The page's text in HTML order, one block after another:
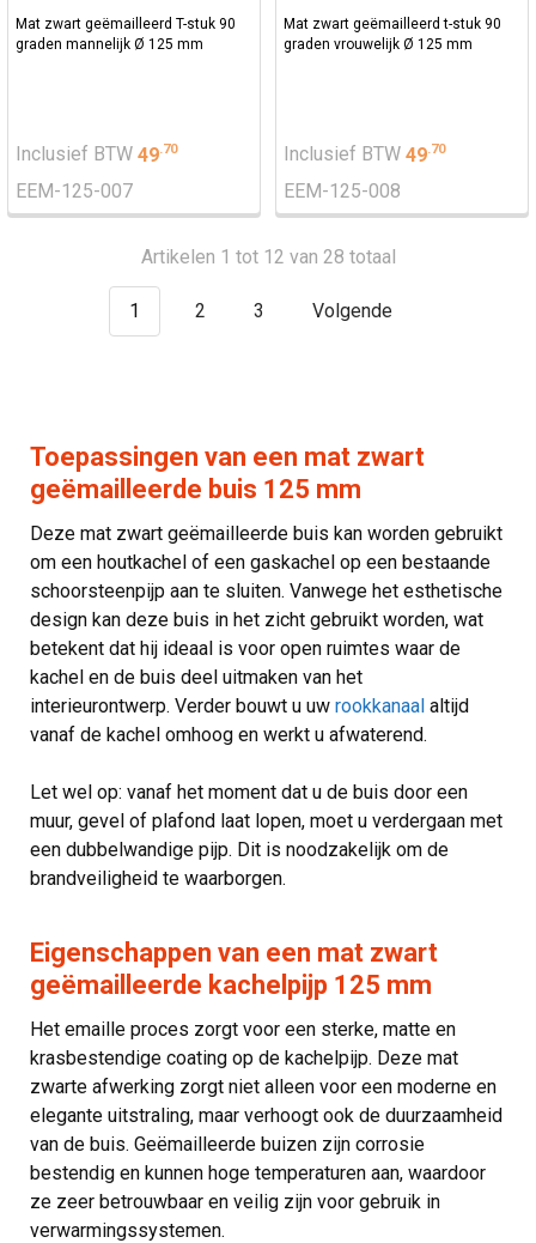
Mat zwart geëmailleerd T-stuk 90
graden mannelijk Ø 125 mm
Inclusief BTW 49.70
EEM-125-007
Mat zwart geëmailleerd t-stuk 90
graden vrouwelijk Ø 125 mm
Inclusief BTW 49.70
EEM-125-008
Artikelen 1 tot 12 van 28 totaal
1 2 3 Volgende
Toepassingen van een mat zwart
geëmailleerde buis 125 mm
Deze mat zwart geëmailleerde buis kan worden gebruikt
om een houtkachel of een gaskachel op een bestaande
schoorsteenpijp aan te sluiten. Vanwege het esthetische
design kan deze buis in het zicht gebruikt worden, wat
betekent dat hij ideaal is voor open ruimtes waar de
kachel en de buis deel uitmaken van het
interieurontwerp. Verder bouwt u uw rookkanaal altijd
vanaf de kachel omhoog en werkt u afwaterend.
Let wel op: vanaf het moment dat u de buis door een
muur, gevel of plafond laat lopen, moet u verdergaan met
een dubbelwandige pijp. Dit is noodzakelijk om de
brandveiligheid te waarborgen.
Eigenschappen van een mat zwart
geëmailleerde kachelpijp 125 mm
Het emaille proces zorgt voor een sterke, matte en
krasbestendige coating op de kachelpijp. Deze mat
zwarte afwerking zorgt niet alleen voor een moderne en
elegante uitstraling, maar verhoogt ook de duurzaamheid
van de buis. Geëmailleerde buizen zijn corrosie
bestendig en kunnen hoge temperaturen aan, waardoor
ze zeer betrouwbaar en veilig zijn voor gebruik in
verwarmingssystemen.